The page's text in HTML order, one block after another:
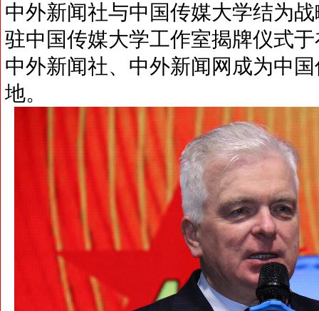
中外新闻社与中国传媒大学结为
驻中国传媒大学工作室揭牌仪式
中外新闻社、中外新闻网成为中
地。